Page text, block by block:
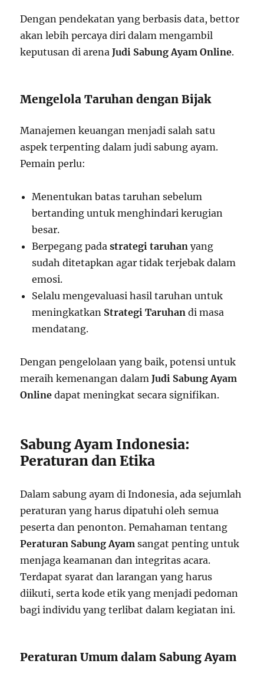
Dengan pendekatan yang berbasis data, bettor
akan lebih percaya diri dalam mengambil
keputusan di arenaJudi Sabung Ayam Online.
Mengelola Taruhan dengan Bijak
Manajemen keuangan menjadi salah satu
aspek terpenting dalam judi sabung ayam.
Pemain perlu:
Menentukan batas taruhan sebelum
bertanding untuk menghindari kerugian
besar.
Berpegang padastrategi taruhan yang
sudah ditetapkan agar tidak terjebak dalam
emosi.
Selalu mengevaluasi hasil taruhan untuk
meningkatkan Strategi Taruhan di masa
mendatang.
Dengan pengelolaan yang baik, potensi untuk
meraih kemenangan dalamJudi Sabung Ayam
Online dapat meningkat secara signifikan.
Sabung Ayam Indonesia:
Peraturan dan Etika
Dalam sabung ayam di Indonesia, ada sejumlah
peraturan yang harus dipatuhi oleh semua
peserta dan penonton. Pemahaman tentang
Peraturan Sabung Ayam sangat penting untuk
menjaga keamanan dan integritas acara.
Terdapat syarat dan larangan yang harus
diikuti, serta kode etik yang menjadi pedoman
bagi individu yang terlibat dalam kegiatan ini.
Peraturan Umum dalam Sabung Ayam